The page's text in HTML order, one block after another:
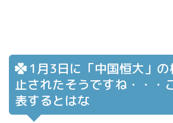
1月3日に「中国恒大」
止されたそうですね・・・
表するとはな